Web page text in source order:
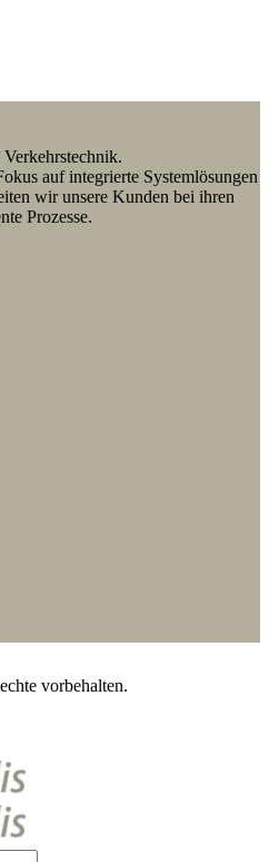
auf integrierte Systemlösungen
wir unsere Kunden bei ihren
Prozesse.
vorbehalten.